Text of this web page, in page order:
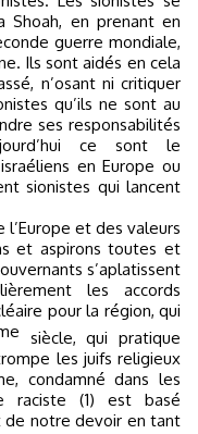
Shoah, en prenant en
guerre mondiale,
Ils sont aidés en cela
n’osant ni critiquer
qu’ils ne sont au
ses responsabilités
ce sont le
en Europe ou
sionistes qui lancent
et des valeurs
et aspirons toutes et
s’aplatissent
les accords
pour la région, qui
siècle, qui pratique
les juifs religieux
condamné dans les
raciste (1) est basé
de notre devoir en tant